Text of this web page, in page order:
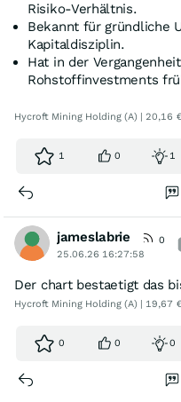
Risiko-Verhältnis.
Bekannt für gründliche
Kapitaldisziplin.
Hat in der
Rohstoffinvestments
Hycroft Mining Holding (A) | 20,16
1 0 1
jameslabrie
0
25.06.26 16:27:58
Der chart bestaetigt das
Hycroft Mining Holding (A) | 19,67
0 0 0